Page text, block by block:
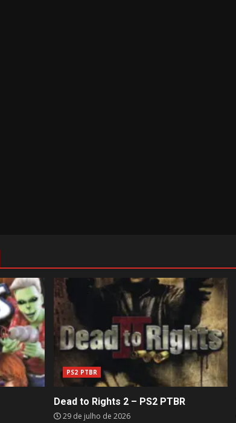
PS2 PTBR
Dead to Rights 2 – PS2 PTBR
29 de julho de 2026